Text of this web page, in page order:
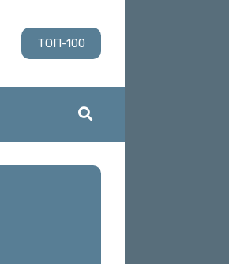
ТОП-100